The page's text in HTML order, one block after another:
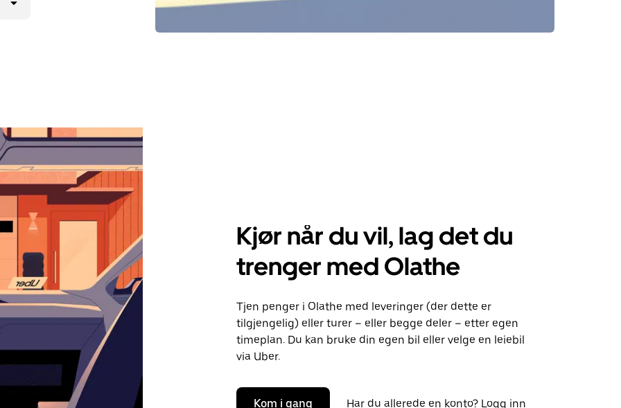
Kjør når du vil, lag det du
trenger med Olathe
Tjen penger i Olathe med leveringer (der dette er
tilgjengelig) eller turer – eller begge deler – etter egen
timeplan. Du kan bruke din egen bil eller velge en leiebil
via Uber.
Kom i gang Har du allerede en konto? Logg inn